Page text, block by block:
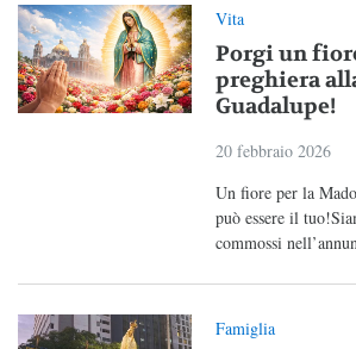
Vita
Porgi un
preghiera
Guadalupe!
20 febbraio 2026
Un fiore per la
può essere il
commossi
Famiglia